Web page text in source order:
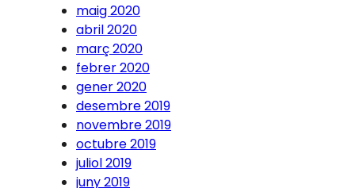
maig 2020
abril 2020
març 2020
febrer 2020
gener 2020
desembre 2019
novembre 2019
octubre 2019
juliol 2019
juny 2019